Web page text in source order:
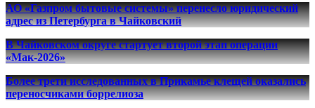
АО «Газпром бытовые системы» перенесло юридический
адрес из Петербурга в Чайковский
В Чайковском округе стартует второй этап операции
«Мак-2026»
Более трети исследованных в Прикамье клещей оказались
переносчиками боррелиоза